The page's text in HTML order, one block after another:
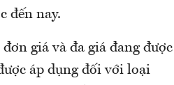
đến nay.
giá và đa giá đang được
áp dụng đối với loại